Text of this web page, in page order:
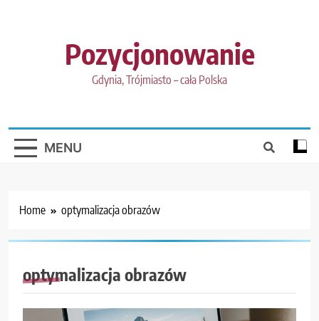
Pozycjonowanie
Gdynia, Trójmiasto – cała Polska
MENU
Home optymalizacja obrazów
optymalizacja obrazów